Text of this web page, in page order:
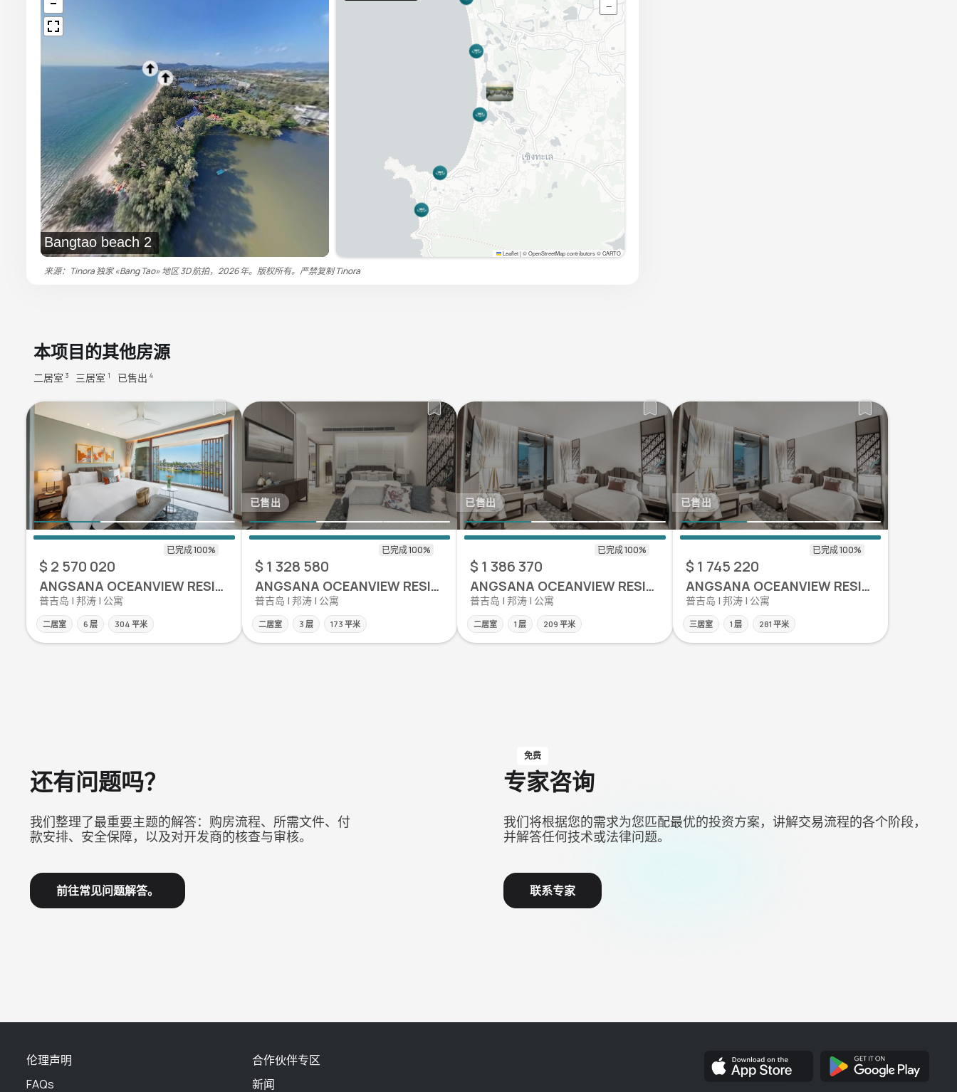
Bangtao beach 2
−
Leaflet|© OpenStreetMap contributors © CARTO
来源：Tinora 独家 «Bang Tao» 地区 3D 航拍，2026 年。版权所有。严禁复制Tinora
本项目的其他房源
二居室 3 三居室 1 已售出 4
$ 2 570 020
ANGSANA OCEANVIEW RESIDENCES
普吉岛 | 邦涛 | 公寓
二居室 6 层 304 平米
已售出
$ 1 328 580
ANGSANA OCEANVIEW RESIDENCES
普吉岛 | 邦涛 | 公寓
二居室 3 层 173 平米
已售出
$ 1 386 370
ANGSANA OCEANVIEW RESIDENCES
普吉岛 | 邦涛 | 公寓
二居室 1 层 209 平米
已售出
$ 1 745 220
ANGSANA OCEANVIEW RESIDENCES
普吉岛 | 邦涛 | 公寓
三居室 1 层 281 平米
还有问题吗？
我们整理了最重要主题的解答：购房流程、所需文件、付
款安排、安全保障，以及对开发商的核查与审核。
前往常见问题解答。
免费
专家咨询
我们将根据您的需求为您匹配最优的投资方案，讲解交易流程的各个阶段，
并解答任何技术或法律问题。
联系专家
伦理声明
FAQs
合作伙伴专区
新闻